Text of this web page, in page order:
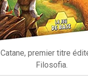
Catane, premier titre
Filosofia.